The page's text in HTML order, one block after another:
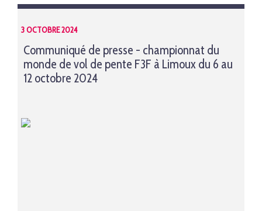
3 OCTOBRE 2024
Communiqué de presse - championnat du
monde de vol de pente F3F à Limoux du 6 au
12 octobre 2024